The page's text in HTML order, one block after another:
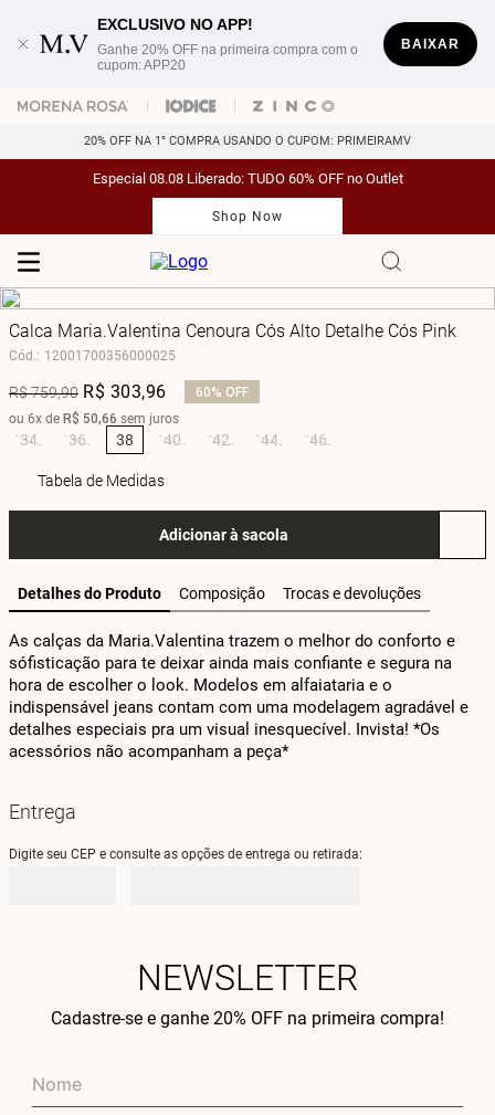
EXCLUSIVO NO APP!
Ganhe 20% OFF na primeira compra com o
cupom: APP20
BAIXAR
20% OFF NA 1° COMPRA USANDO O CUPOM: PRIMEIRAMV
Especial 08.08 Liberado: TUDO 60% OFF no Outlet
Shop Now
Calca Maria.Valentina Cenoura Cós Alto Detalhe Cós Pink
Cód.: 12001700356000025
R$759,90 R$ 303,96 60% OFF
ou 6x de R$ 50,66 sem juros
34 36 38 40 42 44 46
Tabela de Medidas
Adicionar à sacola
Detalhes do Produto Composição Trocas e devoluções
As calças da Maria.Valentina trazem o melhor do conforto e
sófisticação para te deixar ainda mais confiante e segura na
hora de escolher o look. Modelos em alfaiataria e o
indispensável jeans contam com uma modelagem agradável e
detalhes especiais pra um visual inesquecível. Invista! *Os
acessórios não acompanham a peça*
Entrega
Digite seu CEP e consulte as opções de entrega ou retirada:
NEWSLETTER
Cadastre-se e ganhe 20% OFF na primeira compra!